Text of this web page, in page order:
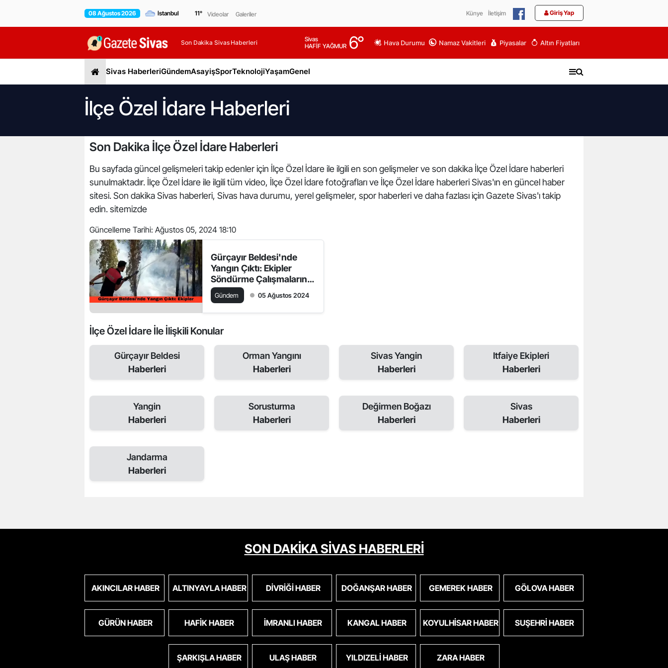
08 Ağustos 2026 11° Videolar Galeriler Künye İletişim Giriş Yap
Son Dakika Sivas Haberleri
Sivas
HAFİF YAĞMUR 6° Hava Durumu Namaz Vakitleri Piyasalar Altın Fiyatları
Sivas HaberleriGündemAsayişSporTeknolojiYaşamGenel
İlçe Özel İdare Haberleri
Son Dakika İlçe Özel İdare Haberleri
Bu sayfada güncel gelişmeleri takip edenler için İlçe Özel İdare ile ilgili en son gelişmeler ve son dakika İlçe Özel İdare haberleri
sunulmaktadır. İlçe Özel İdare ile ilgili tüm video, İlçe Özel İdare fotoğrafları ve İlçe Özel İdare haberleri Sivas'ın en güncel haber
sitesi. Son dakika Sivas haberleri, Sivas hava durumu, yerel gelişmeler, spor haberleri ve daha fazlası için Gazete Sivas'ı takip
edin. sitemizde
Güncelleme Tarihi: Ağustos 05, 2024 18:10
Gürçayır Beldesi'nde
Yangın Çıktı: Ekipler
Söndürme Çalışmalarını
Sürdürüyor
Gündem 05 Ağustos 2024
İlçe Özel İdare İle İlişkili Konular
Gürçayır Beldesi
Haberleri
Orman Yangını
Haberleri
Sivas Yangin
Haberleri
Itfaiye Ekipleri
Haberleri
Yangin
Haberleri
Sorusturma
Haberleri
Değirmen Boğazı
Haberleri
Sivas
Haberleri
Jandarma
Haberleri
SON DAKİKA SİVAS HABERLERİ
AKINCILAR HABER ALTINYAYLA HABER DIVRIĞI HABER DOĞANŞAR HABER GEMEREK HABER GÖLOVA HABER
GÜRÜN HABER HAFIK HABER İMRANLI HABER KANGAL HABER KOYULHISAR HABER SUŞEHRI HABER
ŞARKIŞLA HABER ULAŞ HABER YILDIZELI HABER ZARA HABER